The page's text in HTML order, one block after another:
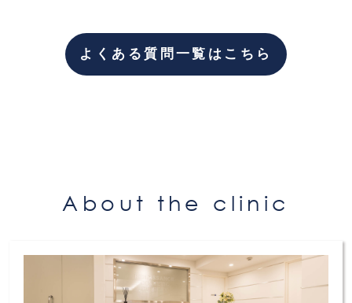
分と混じり合うことが抑えられるので、ワキガ
特有の独特の嫌なニオイを防ぐ事ができます。
しかし、汗止め注射の効果は一時的ですので、
よくある質問一覧はこちら
About the clinic